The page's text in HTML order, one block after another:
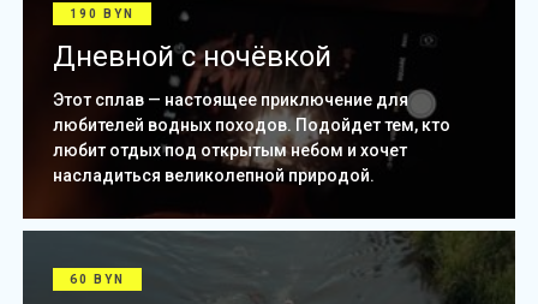
190 BYN
Дневной с ночёвкой
Этот сплав — настоящее приключение для
любителей водных походов. Подойдет тем, кто
любит отдых под открытым небом и хочет
насладиться великолепной природой.
60 BYN